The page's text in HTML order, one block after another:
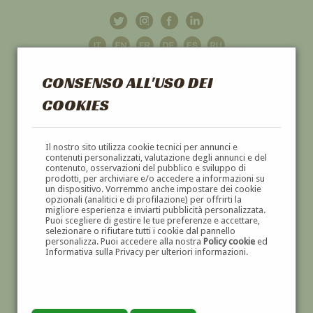
CONSENSO ALL'USO DEI
COOKIES
Il nostro sito utilizza cookie tecnici per annunci e
contenuti personalizzati, valutazione degli annunci e del
contenuto, osservazioni del pubblico e sviluppo di
prodotti, per archiviare e/o accedere a informazioni su
un dispositivo. Vorremmo anche impostare dei cookie
opzionali (analitici e di profilazione) per offrirti la
migliore esperienza e inviarti pubblicità personalizzata.
Puoi scegliere di gestire le tue preferenze e accettare,
selezionare o rifiutare tutti i cookie dal pannello
personalizza. Puoi accedere alla nostra Policy cookieed
Informativa sulla Privacy per ulteriori informazioni.
GALLERIAD'ARTE
DIPINTI E SCULTURE '800 E '900